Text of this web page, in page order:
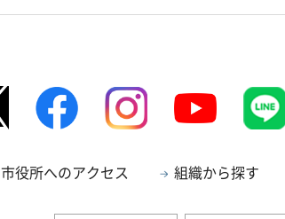
市役所へのアクセス 組織から探す